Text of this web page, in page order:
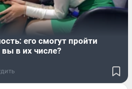
его смогут пройти
в их числе?